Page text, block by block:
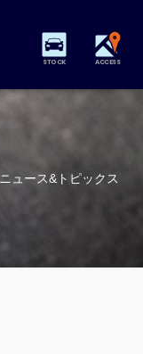
STOCK ACCESS
ニュース&トピックス